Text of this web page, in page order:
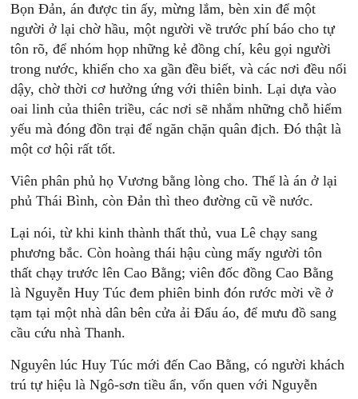
Bọn Đản, án được tin ấy, mừng lắm, bèn xin để một
người ở lại chờ hầu, một người về trước phí báo cho tự
tôn rõ, để nhóm họp những kẻ đồng chí, kêu gọi người
trong nước, khiến cho xa gần đều biết, và các nơi đều nổi
dậy, chờ thời cơ hưởng ứng với thiên binh. Lại dựa vào
oai linh của thiên triều, các nơi sẽ nhắm những chỗ hiểm
yếu mà đóng đồn trại để ngăn chặn quân địch. Đó thật là
một cơ hội rất tốt.
Viên phân phủ họ Vương bằng lòng cho. Thế là án ở lại
phủ Thái Bình, còn Đản thì theo đường cũ về nước.
Lại nói, từ khi kinh thành thất thủ, vua Lê chạy sang
phương bắc. Còn hoàng thái hậu cùng mấy người tôn
thất chạy trước lên Cao Bằng; viên đốc đồng Cao Bằng
là Nguyễn Huy Túc đem phiên binh đón rước mời về ở
tạm tại một nhà dân bên cửa ải Đẩu áo, để mưu đồ sang
cầu cứu nhà Thanh.
Nguyên lúc Huy Túc mới đến Cao Bằng, có người khách
trú tự hiệu là Ngô-sơn tiều ẩn, vốn quen với Nguyễn